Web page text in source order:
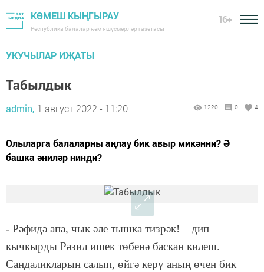
КӨМЕШ КЫҢГЫРАУ
Республика балалар һәм яшүсмерләр газетасы
16+
УКУЧЫЛАР ИҖАТЫ
Табылдык
admin, 1 август 2022 - 11:20 1220 0 4
Олыларга балаларны аңлау бик авыр микәнни? Ә
башка әниләр нинди?
- Рәфидә апа, чык әле тышка тизрәк! – дип
кычкырды Рәзил ишек төбенә баскан килеш.
Сандаликларын салып, өйгә керү аның өчен бик